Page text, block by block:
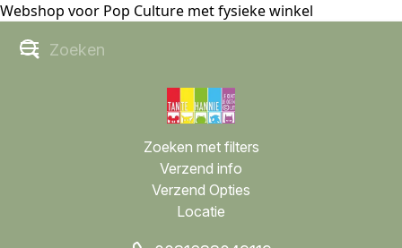
Webshop voor Pop Culture met fysieke winkel
Zoeken met filters
Verzend info
Verzend Opties
Locatie